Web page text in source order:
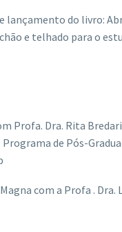
lançamento do livro:
e telhado para o
Profa. Dra. Rita
Programa de Pós-
com a Profa . Dra.